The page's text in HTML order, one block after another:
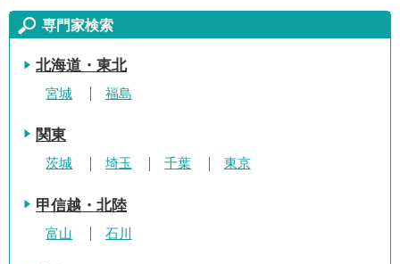
専門家検索
北海道・東北
宮城 福島
関東
茨城 埼玉 千葉 東京
甲信越・北陸
富山 石川